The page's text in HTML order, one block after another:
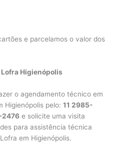
e parcelamos o valor dos
Higienópolis
o agendamento técnico em
Higienópolis pelo:11 2985-
2476 e solicite uma visita
para assistência técnica
em Higienópolis.